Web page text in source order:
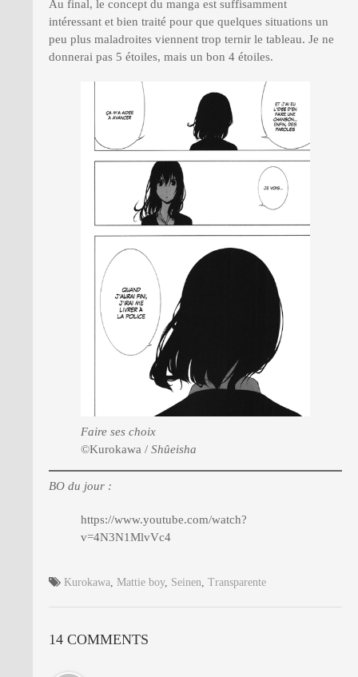
Au final, le concept du manga est suffisamment
intéressant et bien traité pour que quelques situations un
peu plus maladroites viennent trop ternir le tableau. Je ne
donnerai pas 5 étoiles, mais un bon 4 étoiles.
Faire ses choix
©Kurokawa / Shûeisha
BO du jour :
https://www.youtube.com/watch?
v=4N3N1MlvVc4
Kurokawa, Mattie boy, Seinen, Transparente
14 COMMENTS